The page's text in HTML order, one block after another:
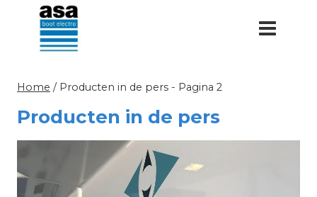
Doorgaan
inhoud
Home / Producten in de pers - Pagina 2
Producten in de pers